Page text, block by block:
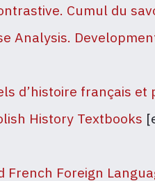
Cumul du
Analysis.
d’histoire français et
History Textbooks
Foreign